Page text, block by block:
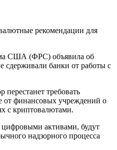
США (ФРС) объявила об
сдерживали банки от работы с
перестанет требовать
от финансовых учреждений о
с криптовалютами.
активами, будут
надзорного процесса